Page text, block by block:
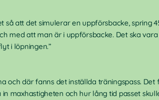
så att det simulerar en uppförsbacke, spring
med att man är i uppförsbacke. Det ska
i löpningen.”
och där fanns det inställda träningspass.
maxhastigheten och hur lång tid passet